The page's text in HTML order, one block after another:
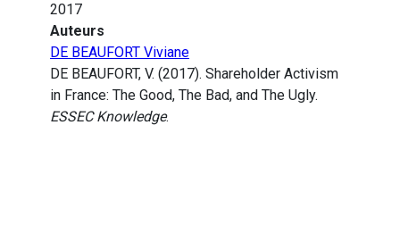
2017
Auteurs
DE BEAUFORT Viviane
DE BEAUFORT, V. (2017). Shareholder Activism
in France: The Good, The Bad, and The Ugly.
ESSEC Knowledge.